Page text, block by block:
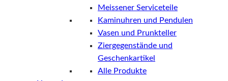
Meissener Serviceteile
Kaminuhren und Pendulen
Vasen und Prunkteller
Ziergegenstände und
Geschenkartikel
Alle Produkte